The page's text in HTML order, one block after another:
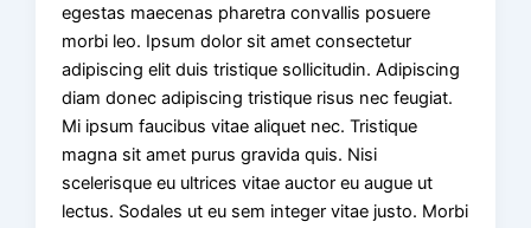
egestas maecenas pharetra convallis posuere
morbi leo. Ipsum dolor sit amet consectetur
adipiscing elit duis tristique sollicitudin. Adipiscing
diam donec adipiscing tristique risus nec feugiat.
Mi ipsum faucibus vitae aliquet nec. Tristique
magna sit amet purus gravida quis. Nisi
scelerisque eu ultrices vitae auctor eu augue ut
lectus. Sodales ut eu sem integer vitae justo. Morbi